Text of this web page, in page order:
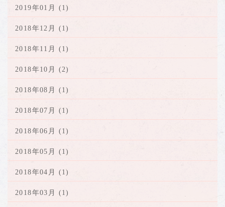
2019年01月 (1)
2018年12月 (1)
2018年11月 (1)
2018年10月 (2)
2018年08月 (1)
2018年07月 (1)
2018年06月 (1)
2018年05月 (1)
2018年04月 (1)
2018年03月 (1)